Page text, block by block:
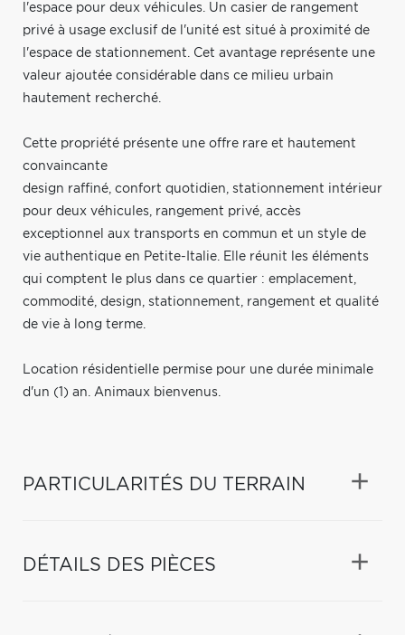
l'espace pour deux véhicules. Un casier de rangement
privé à usage exclusif de l'unité est situé à proximité de
l'espace de stationnement. Cet avantage représente une
valeur ajoutée considérable dans ce milieu urbain
hautement recherché.
Cette propriété présente une offre rare et hautement
convaincante
design raffiné, confort quotidien, stationnement intérieur
pour deux véhicules, rangement privé, accès
exceptionnel aux transports en commun et un style de
vie authentique en Petite-Italie. Elle réunit les éléments
qui comptent le plus dans ce quartier : emplacement,
commodité, design, stationnement, rangement et qualité
de vie à long terme.
Location résidentielle permise pour une durée minimale
d'un (1) an. Animaux bienvenus.
PARTICULARITÉS DU TERRAIN
DÉTAILS DES PIÈCES